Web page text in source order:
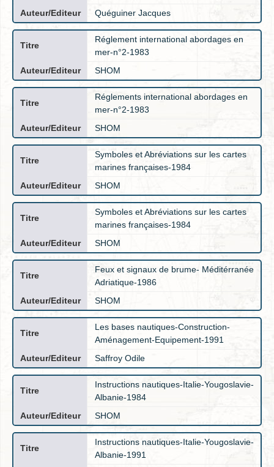
Quéguiner Jacques
Réglement international abordages en
mer-n°2-1983
SHOM
Réglements international abordages en
mer-n°2-1983
SHOM
Symboles et Abréviations sur les cartes
marines françaises-1984
SHOM
Symboles et Abréviations sur les cartes
marines françaises-1984
SHOM
Feux et signaux de brume- Méditérranée
Adriatique-1986
SHOM
Les bases nautiques-Construction-
Aménagement-Equipement-1991
Saffroy Odile
Instructions nautiques-Italie-Yougoslavie-
Albanie-1984
SHOM
Instructions nautiques-Italie-Yougoslavie-
Albanie-1991